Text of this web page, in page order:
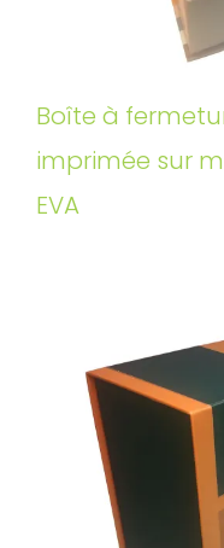
Boîte à
imprimée sur
EVA